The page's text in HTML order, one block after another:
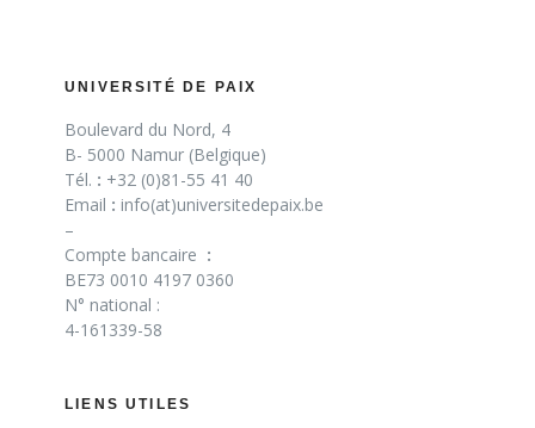
UNIVERSITÉ DE PAIX
Boulevard du Nord, 4
B- 5000 Namur (Belgique)
Tél. : +32 (0)81-55 41 40
Email : info(at)universitedepaix.be
–
Compte bancaire :
BE73 0010 4197 0360
N° national :
4-161339-58
LIENS UTILES